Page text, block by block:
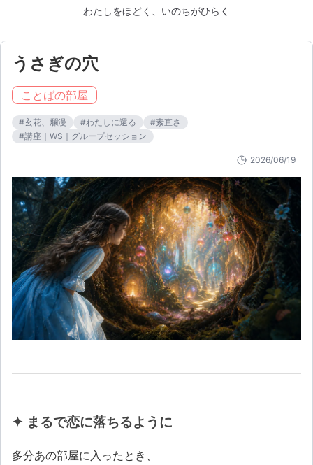
わたしをほどく、いのちがひらく
うさぎの穴
ことばの部屋
#玄花、爛漫 #わたしに還る #素直さ
#講座｜WS｜グループセッション
2026/06/19
✦ まるで恋に落ちるように
多分あの部屋に入ったとき、